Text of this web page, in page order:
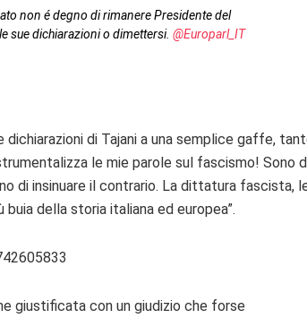
non é degno di rimanere Presidente del
sue dichiarazioni o dimettersi. @Europarl_IT
dichiarazioni di Tajani a una semplice gaffe,
le mie parole sul fascismo! Sono
di insinuare il contrario. La dittatura fascista,
della storia italiana ed europea”.
giustificata con un giudizio che forse